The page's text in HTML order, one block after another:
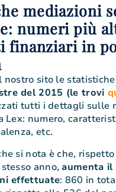
mediazioni
numeri più
finanziari in
nostro sito le statistiche
del 2015 (le trovi
tutti i dettagli sulle
Lex: numero,
etc.
si nota è che,
anno,aumenta il
effettuate: 860 in